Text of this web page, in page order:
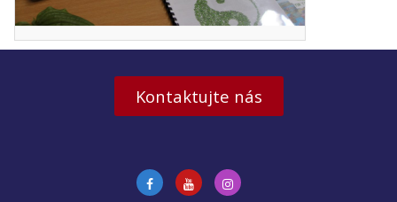
Kontaktujte nás